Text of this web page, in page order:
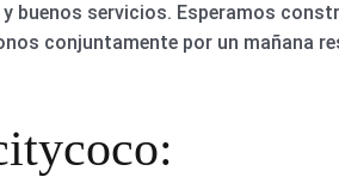
servicios. Esperamos
conjuntamente por un mañana